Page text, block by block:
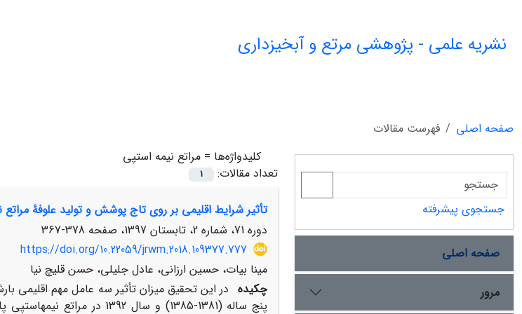
نشریه علمی - پژوهشی مرتع و آبخیزداری
صفحه اصلی
فهرست مقالات
کلیدواژه‌ها = مراتع نیمه استپی
تعداد مقالات:
1
تأثیر شرایط اقلیمی بر روی تاج پوشش و تولید علوفۀ
دوره 71، شماره 2، تابستان 1397، صفحه
378-367
https://doi.org/10.22059/jrwm.2018.109377.777
مینا بیات، حسین ارزانی، عادل جلیلی، حسن قلیچ نیا
چکیده در این تحقیق میزان تأثیر سه عامل مهم اقلیمی
پنج ساله (1381-1385) و سال
جستجوی پیشرفته
صفحه اصلی
مرور